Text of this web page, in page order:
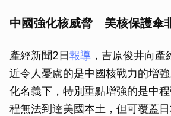
中國強化核威脅 美核保護傘
產經新聞2日報導 ，吉原俊井向
近令人憂慮的是中國核戰力的增
化名義下，特別重點增強的是中
程無法到達美國本土，但可覆蓋